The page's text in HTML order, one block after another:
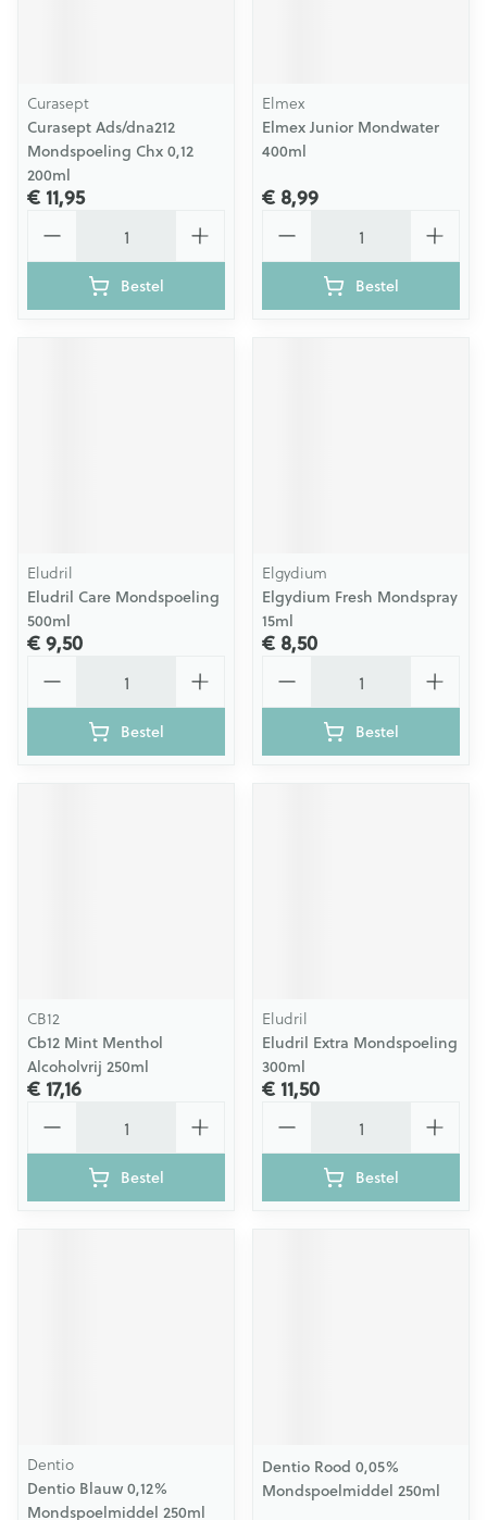
Curasept
Curasept Ads/dna212
Mondspoeling Chx 0,12
200ml
€ 11,95
Bestel
Elmex
Elmex Junior Mondwater
400ml
€ 8,99
Bestel
Eludril
Eludril Care Mondspoeling
500ml
€ 9,50
Bestel
Elgydium
Elgydium Fresh Mondspray
15ml
€ 8,50
Bestel
CB12
Cb12 Mint Menthol
Alcoholvrij 250ml
€ 17,16
Bestel
Eludril
Eludril Extra Mondspoeling
300ml
€ 11,50
Bestel
Dentio
Dentio Blauw 0,12%
Mondspoelmiddel 250ml
Dentio Rood 0,05%
Mondspoelmiddel 250ml